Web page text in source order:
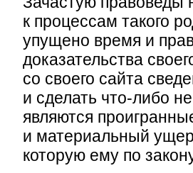
к процессам такого
упущено время и
доказательства
со своего сайта
и сделать что-либо
являются
и материальный
которую ему по